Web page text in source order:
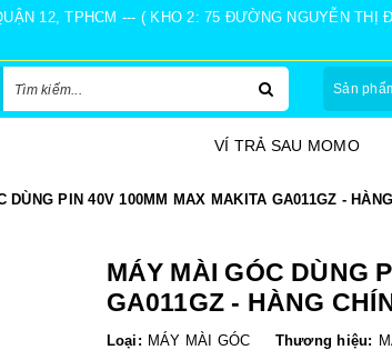
12, TPHCM --- ( KHO 2: 75 ĐƯỜNG NGUYỄN THỊ
Sản
NHẬN HÀNG THANH
DÙNG PIN 40V 100MM MAX MAKITA GA011GZ -
MÁY MÀI GÓC DÙNG
GA011GZ - HÀNG
Loại: MÁY MÀI GÓC Thương hiệu: